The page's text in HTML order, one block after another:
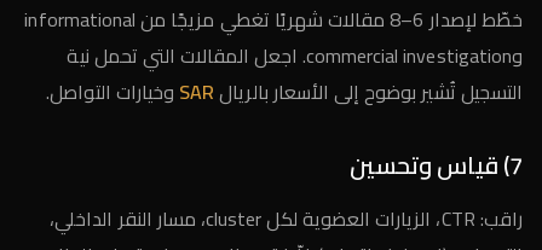
خطّط لإصدار 6–8 مقالات شهريًا تغطي مزيجًا من informational
وcommercial investigation. اجعل المقالات التي تحمل نية
التسجيل تُشير بوضوح إلى الأسعار بالريالSAR وخيارات التواصل.
7) قياس وتحسين
راقب: CTR، الزيارات العضوية لكل cluster، مسار النقر الداخلي،